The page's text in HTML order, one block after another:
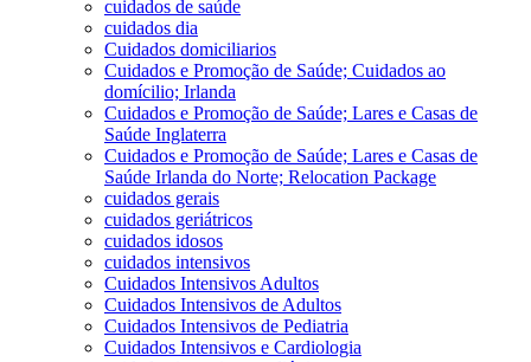
cuidados de saúde
cuidados dia
Cuidados domiciliarios
Cuidados e Promoção de Saúde; Cuidados ao
domícilio; Irlanda
Cuidados e Promoção de Saúde; Lares e Casas de
Saúde Inglaterra
Cuidados e Promoção de Saúde; Lares e Casas de
Saúde Irlanda do Norte; Relocation Package
cuidados gerais
cuidados geriátricos
cuidados idosos
cuidados intensivos
Cuidados Intensivos Adultos
Cuidados Intensivos de Adultos
Cuidados Intensivos de Pediatria
Cuidados Intensivos e Cardiologia